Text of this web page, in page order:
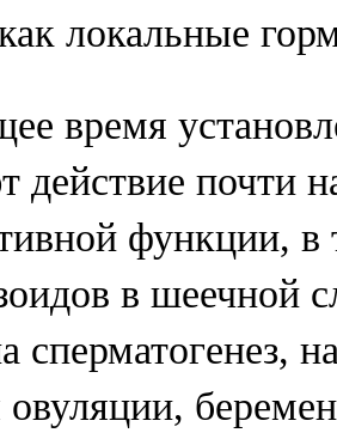
локальные
время
действие почти
функции, в
в шеечной
сперматогенез,
овуляции,